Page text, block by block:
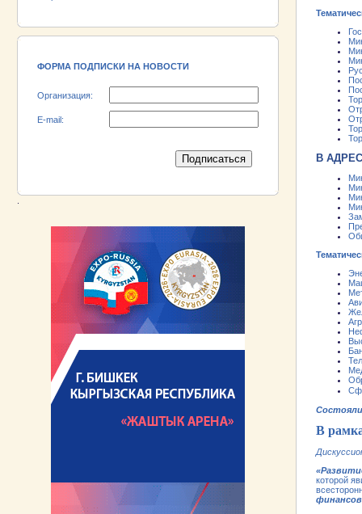
VIETNAM 2026» - АО «Псковский
ФОРМА ПОДПИСКИ НА НОВОСТИ
Организация:
E-mail:
В
В
которой